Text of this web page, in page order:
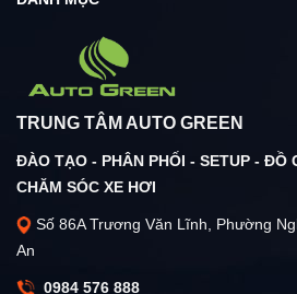
TRUNG TÂM AUTO GREEN
ĐÀO TẠO - PHÂN PHỐI - SETUP - ĐỒ
CHĂM SÓC XE HƠI
Số 86A Trương Văn Lĩnh, Phường
An
0984 576 888